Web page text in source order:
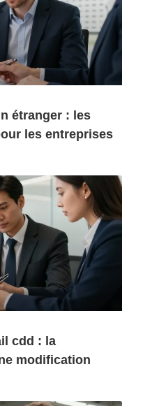
étranger : les
les entreprises
cdd : la
modification